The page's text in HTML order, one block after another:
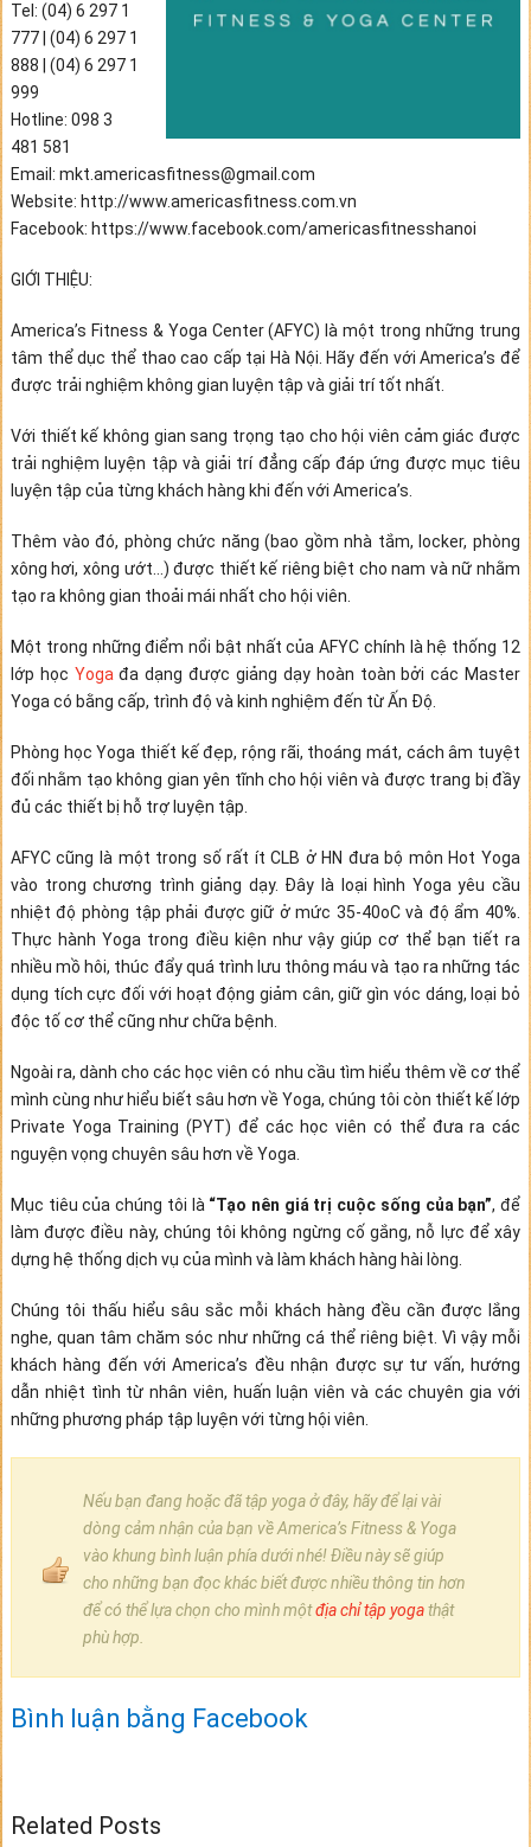
Tel: (04) 6 297 1
777 | (04) 6 297 1
888 | (04) 6 297 1
999
Hotline: 098 3
481 581
Email: mkt.americasfitness@gmail.com
Website: http://www.americasfitness.com.vn
Facebook: https://www.facebook.com/americasfitnesshanoi
GIỚI THIỆU:
America’s Fitness & Yoga Center (AFYC) là một trong những trung
tâm thể dục thể thao cao cấp tại Hà Nội. Hãy đến với America’s để
được trải nghiệm không gian luyện tập và giải trí tốt nhất.
Với thiết kế không gian sang trọng tạo cho hội viên cảm giác được
trải nghiệm luyện tập và giải trí đẳng cấp đáp ứng được mục tiêu
luyện tập của từng khách hàng khi đến với America’s.
Thêm vào đó, phòng chức năng (bao gồm nhà tắm, locker, phòng
xông hơi, xông ướt…) được thiết kế riêng biệt cho nam và nữ nhằm
tạo ra không gian thoải mái nhất cho hội viên.
Một trong những điểm nổi bật nhất của AFYC chính là hệ thống 12
lớp học Yoga đa dạng được giảng dạy hoàn toàn bởi các Master
Yoga có bằng cấp, trình độ và kinh nghiệm đến từ Ấn Độ.
Phòng học Yoga thiết kế đẹp, rộng rãi, thoáng mát, cách âm tuyệt
đối nhằm tạo không gian yên tĩnh cho hội viên và được trang bị đầy
đủ các thiết bị hỗ trợ luyện tập.
AFYC cũng là một trong số rất ít CLB ở HN đưa bộ môn Hot Yoga
vào trong chương trình giảng dạy. Đây là loại hình Yoga yêu cầu
nhiệt độ phòng tập phải được giữ ở mức 35-40oC và độ ẩm 40%.
Thực hành Yoga trong điều kiện như vậy giúp cơ thể bạn tiết ra
nhiều mồ hôi, thúc đẩy quá trình lưu thông máu và tạo ra những tác
dụng tích cực đối với hoạt động giảm cân, giữ gìn vóc dáng, loại bỏ
độc tố cơ thể cũng như chữa bệnh.
Ngoài ra, dành cho các học viên có nhu cầu tìm hiểu thêm về cơ thể
mình cùng như hiểu biết sâu hơn về Yoga, chúng tôi còn thiết kế lớp
Private Yoga Training (PYT) để các học viên có thể đưa ra các
nguyện vọng chuyên sâu hơn về Yoga.
Mục tiêu của chúng tôi là “Tạo nên giá trị cuộc sống của bạn”, để
làm được điều này, chúng tôi không ngừng cố gắng, nỗ lực để xây
dựng hệ thống dịch vụ của mình và làm khách hàng hài lòng.
Chúng tôi thấu hiểu sâu sắc mỗi khách hàng đều cần được lắng
nghe, quan tâm chăm sóc như những cá thể riêng biệt. Vì vậy mỗi
khách hàng đến với America’s đều nhận được sự tư vấn, hướng
dẫn nhiệt tình từ nhân viên, huấn luận viên và các chuyên gia với
những phương pháp tập luyện với từng hội viên.
Nếu bạn đang hoặc đã tập yoga ở đây, hãy để lại vài
dòng cảm nhận của bạn về America’s Fitness & Yoga
vào khung bình luận phía dưới nhé! Điều này sẽ giúp
cho những bạn đọc khác biết được nhiều thông tin hơn
để có thể lựa chọn cho mình mộtđịa chỉ tập yogathật
phù hợp.
Bình luận bằng Facebook
Related Posts